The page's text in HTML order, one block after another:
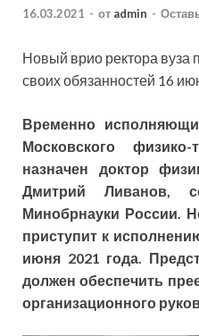
16.03.2021 - от admin -
Новый врио ректора вуза
своих обязанностей 16
Временно
Московского физико-
назначен доктор
Дмитрий Ливанов,
Минобрнауки России.
приступит к
июня 2021 года.
должен обеспечить
организационного